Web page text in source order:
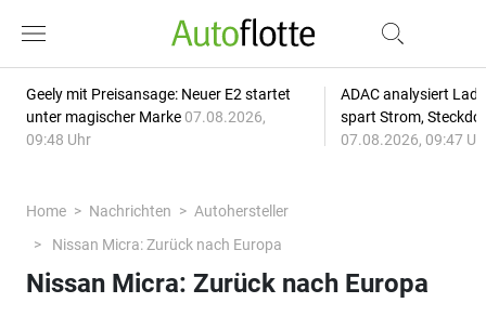
Geely mit Preisansage: Neuer E2 startet
unter magischer Marke 07.08.2026,
09:48 Uhr
ADAC analysiert
spart Strom,
07.08.2026, 09:47
Home Nachrichten
Autohersteller
Nissan Micra: Zurück nach Europa
Nissan Micra: Zurück nach Europa